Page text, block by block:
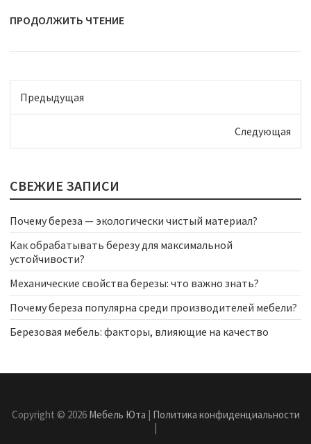
ПРОДОЛЖИТЬ ЧТЕНИЕ
Предыдущая
Следующая
СВЕЖИЕ ЗАПИСИ
Почему береза — экологически чистый материал?
Как обрабатывать березу для максимальной
устойчивости?
Механические свойства березы: что важно знать?
Почему береза популярна среди производителей мебели?
Березовая мебель: факторы, влияющие на качество
Copyright © 2026 Мебель Юта | Политика конфиденциальности
|